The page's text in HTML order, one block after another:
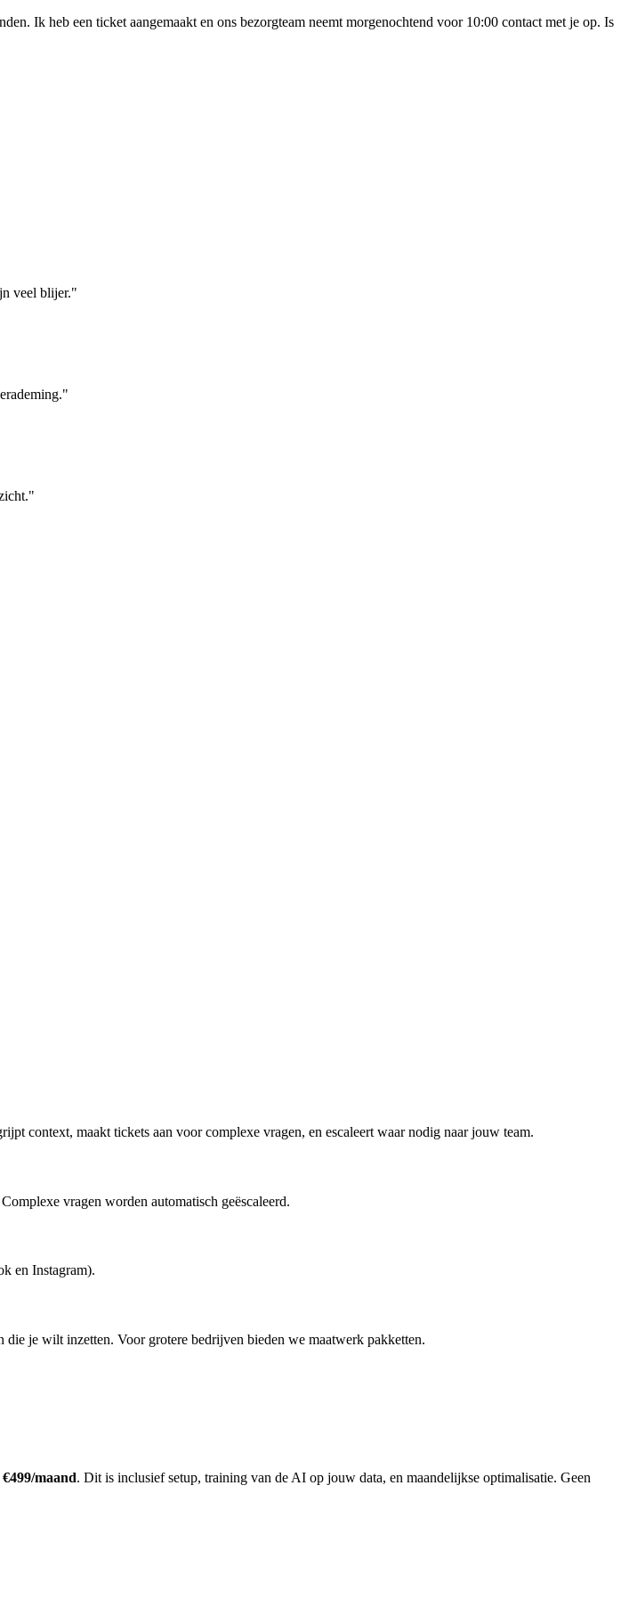
Ik heb een ticket aangemaakt en ons bezorgteam neemt morgenochtend voor 10:00 contact met je op. Is
veel blijer."
"
"
context, maakt tickets aan voor complexe vragen, en escaleert waar nodig naar jouw team.
vragen worden automatisch geëscaleerd.
en Instagram).
je wilt inzetten. Voor grotere bedrijven bieden we maatwerk pakketten.
€499/maand. Dit is inclusief setup, training van de AI op jouw data, en maandelijkse optimalisatie. Geen